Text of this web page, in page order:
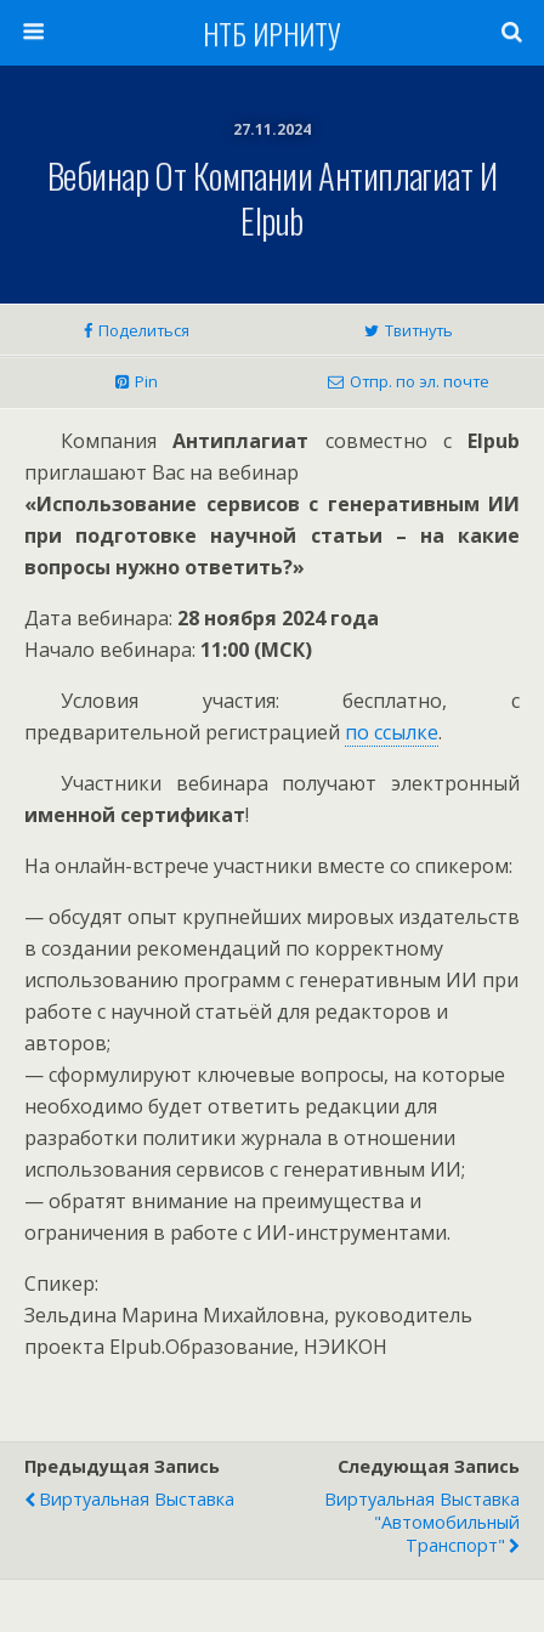
НТБ ИРНИТУ
27.11.2024
Вебинар От Компании Антиплагиат И
Elpub
Поделиться Твитнуть
Pin Отпр. по эл. почте
КомпанияАнтиплагиат совместно с Elpub
приглашают Вас на вебинар
«Использование сервисов с генеративным ИИ
при подготовке научной статьи – на какие
вопросы нужно ответить?»
Дата вебинара: 28 ноября 2024 года
Начало вебинара: 11:00 (МСК)
Условия участия: бесплатно, с
предварительной регистрацией по ссылке.
Участники вебинара получают электронный
именной сертификат!
На онлайн-встрече участники вместе со спикером:
— обсудят опыт крупнейших мировых издательств
в создании рекомендаций по корректному
использованию программ с генеративным ИИ при
работе с научной статьёй для редакторов и
авторов;
— сформулируют ключевые вопросы, на которые
необходимо будет ответить редакции для
разработки политики журнала в отношении
использования сервисов с генеративным ИИ;
— обратят внимание на преимущества и
ограничения в работе с ИИ-инструментами.
Спикер:
Зельдина Марина Михайловна, руководитель
проекта Elpub.Образование, НЭИКОН
Предыдущая Запись
Виртуальная Выставка
Следующая Запись
Виртуальная Выставка
"Автомобильный
Транспорт"